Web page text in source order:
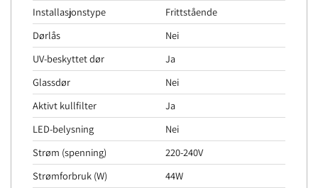
Installasjonstype
Frittstående
Dørlås
Nei
UV-beskyttet dør
Ja
Glassdør
Nei
Aktivt kullfilter
Ja
LED-belysning
Nei
Strøm (spenning)
220-240V
Strømforbruk (W)
44W